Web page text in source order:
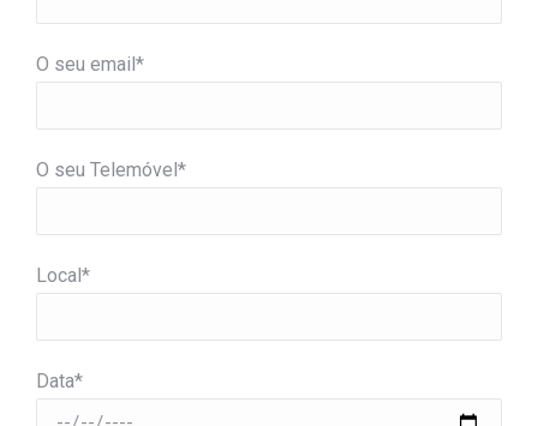
O seu email*
O seu Telemóvel*
Local*
Data*